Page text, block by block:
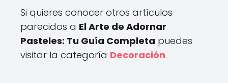
Si quieres conocer otros artículos
parecidos a El Arte de Adornar
Pasteles: Tu Guía Completa puedes
visitar la categoría Decoración.